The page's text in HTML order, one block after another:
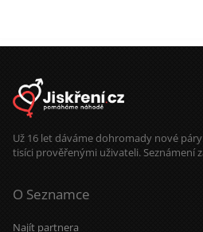
Už 16 let dáváme dohromady nové
tisíci prověřenými uživateli. Seznámení
O Seznamce
Najít partnera